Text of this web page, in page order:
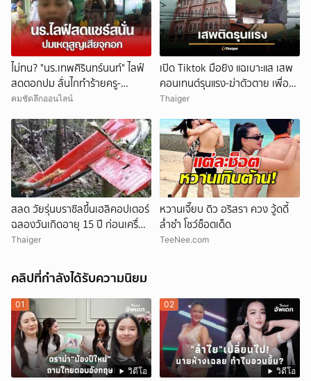
ไม่ทน? "นร.เทพศิรินทร์นนท์" ไลฟ์
สดตอกปม ลั่นไกทำร้ายครู-
นักเรียน โซเชียลแชร์แรง
คมชัดลึกออนไลน์
เปิด Tiktok มือยิง แฉเบาะแส เสพ
คอนเทนต์รุนแรง-ฆ่าตัวตาย เพื่อน
ยัน ไม่มีบูลลี่
Thaiger
สลด วัยรุ่นบราซิลขึ้นเฮลิคอปเตอร์
ฉลองวันเกิดอายุ 15 ปี ก่อนเครื่อง
ตก คร่าชีวิต 4 ศพ
Thaiger
หวานเจี๊ยบ ดิว อริสรา ควง วู้ดดี้
ล่ำซำ โชว์ช็อตเด็ด
TeeNee.com
คลิปที่กำลังได้รับความนิยม
วิดีโอ
01
วิดีโอ
02